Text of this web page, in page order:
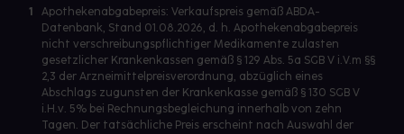
1
Apothekenabgabepreis: Verkaufspreis gemäß ABDA-
Datenbank, Stand 01.08.2026, d. h. Apothekenabgabepreis
nicht verschreibungspflichtiger Medikamente zulasten
gesetzlicher Krankenkassen gemäß § 129 Abs. 5a SGB V i.V.m §§
2,3 der Arzneimittelpreisverordnung, abzüglich eines
Abschlags zugunsten der Krankenkasse gemäß § 130 SGB V
i.H.v. 5% bei Rechnungsbegleichung innerhalb von zehn
Tagen. Der tatsächliche Preis erscheint nach Auswahl der